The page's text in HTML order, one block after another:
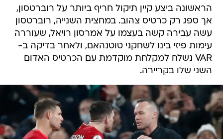
הראשונה ביצע קיין תיקול חריף ביותר על רוברטסון,
אך ספג רק כרטיס צהוב. במחצית השנייה, רוברטסון
עשה עבירה קשה בעצמו על אמרסון רויאל, שעוררה
עימות פיזי בינו לשחקני טוטנהאם, ולאחר בדיקה ב-
VAR נשלח למקלחת מוקדמת עם הכרטיס האדום
השני שלו בקריירה.